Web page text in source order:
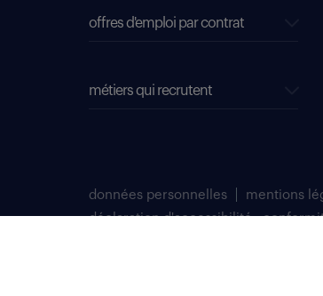
offres d'emploi par contrat
métiers qui recrutent
données personnelles mentions
déclaration d'accessibilité :